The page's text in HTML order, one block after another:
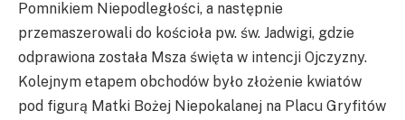
Pomnikiem Niepodległości, a następnie
przemaszerowali do kościoła pw. św. Jadwigi, gdzie
odprawiona została Msza święta w intencji Ojczyzny.
Kolejnym etapem obchodów było złożenie kwiatów
pod figurą Matki Bożej Niepokalanej na Placu Gryfitów